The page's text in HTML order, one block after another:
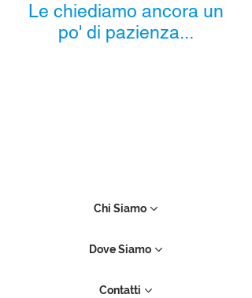
Le chiediamo ancora un
po' di pazienza...
Chi Siamo
Dove Siamo
Contatti